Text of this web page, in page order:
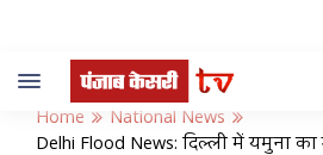
Toggle
navigation
Home
National News
Delhi Flood News: दिल्ली में यमुना